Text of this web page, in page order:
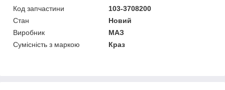
Код запчастини
103-3708200
Стан
Новий
Виробник
МАЗ
Сумісність з маркою
Краз